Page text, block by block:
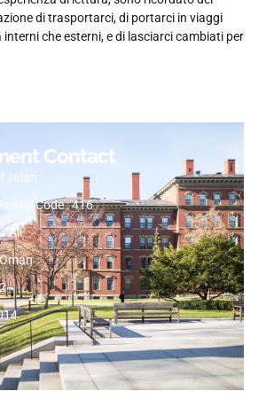
di trasportarci, di portarci in viaggi
interni che esterni, e di lasciarci cambiati per
Contact
Jalan
Code : 416
Ali